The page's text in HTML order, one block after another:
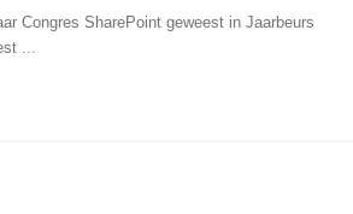
Congres SharePoint geweest in Jaarbeurs
...